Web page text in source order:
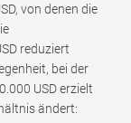
von denen die
reduziert
bei der
USD erzielt
ändert: